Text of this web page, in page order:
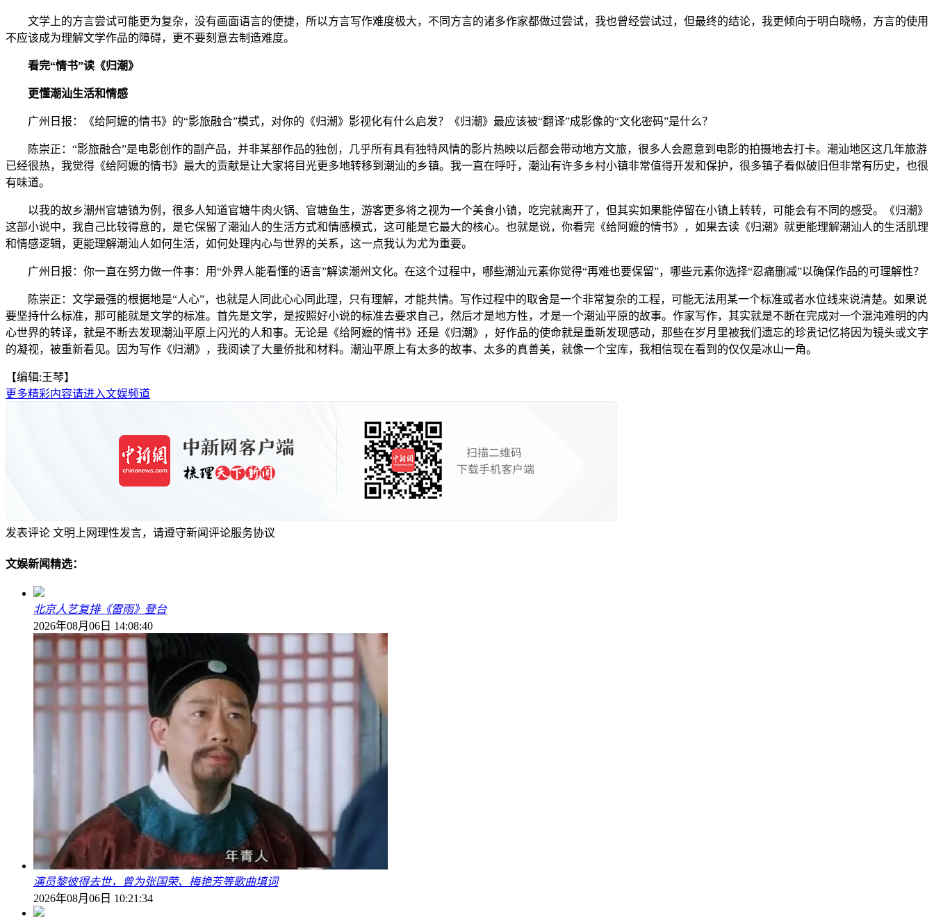
文学上的方言尝试可能更为复杂，没有画面语言的便捷，所以方言写作难度极大，不同方言的诸多作家都做过尝试，我也曾经尝试过，但最终的结论，我更倾向于明白晓畅，方言的使用
不应该成为理解文学作品的障碍，更不要刻意去制造难度。
看完“情书”读《归潮》
更懂潮汕生活和情感
广州日报：《给阿嬷的情书》的“影旅融合”模式，对你的《归潮》影视化有什么启发？《归潮》最应该被“翻译”成影像的“文化密码”是什么？
陈崇正：“影旅融合”是电影创作的副产品，并非某部作品的独创，几乎所有具有独特风情的影片热映以后都会带动地方文旅，很多人会愿意到电影的拍摄地去打卡。潮汕地区这几年旅游
已经很热，我觉得《给阿嬷的情书》最大的贡献是让大家将目光更多地转移到潮汕的乡镇。我一直在呼吁，潮汕有许多乡村小镇非常值得开发和保护，很多镇子看似破旧但非常有历史，也很
有味道。
以我的故乡潮州官塘镇为例，很多人知道官塘牛肉火锅、官塘鱼生，游客更多将之视为一个美食小镇，吃完就离开了，但其实如果能停留在小镇上转转，可能会有不同的感受。《归潮》
这部小说中，我自己比较得意的，是它保留了潮汕人的生活方式和情感模式，这可能是它最大的核心。也就是说，你看完《给阿嬷的情书》，如果去读《归潮》就更能理解潮汕人的生活肌理
和情感逻辑，更能理解潮汕人如何生活，如何处理内心与世界的关系，这一点我认为尤为重要。
广州日报：你一直在努力做一件事：用“外界人能看懂的语言”解读潮州文化。在这个过程中，哪些潮汕元素你觉得“再难也要保留”，哪些元素你选择“忍痛删减”以确保作品的可理解性？
陈崇正：文学最强的根据地是“人心”，也就是人同此心心同此理，只有理解，才能共情。写作过程中的取舍是一个非常复杂的工程，可能无法用某一个标准或者水位线来说清楚。如果说
要坚持什么标准，那可能就是文学的标准。首先是文学，是按照好小说的标准去要求自己，然后才是地方性，才是一个潮汕平原的故事。作家写作，其实就是不断在完成对一个混沌难明的内
心世界的转译，就是不断去发现潮汕平原上闪光的人和事。无论是《给阿嬷的情书》还是《归潮》，好作品的使命就是重新发现感动，那些在岁月里被我们遗忘的珍贵记忆将因为镜头或文字
的凝视，被重新看见。因为写作《归潮》，我阅读了大量侨批和材料。潮汕平原上有太多的故事、太多的真善美，就像一个宝库，我相信现在看到的仅仅是冰山一角。
【编辑:王琴】
更多精彩内容请进入文娱频道
发表评论 文明上网理性发言，请遵守新闻评论服务协议
文娱新闻精选：
北京人艺复排《雷雨》登台
2026年08月06日 14:08:40
演员黎彼得去世，曾为张国荣、梅艳芳等歌曲填词
2026年08月06日 10:21:34